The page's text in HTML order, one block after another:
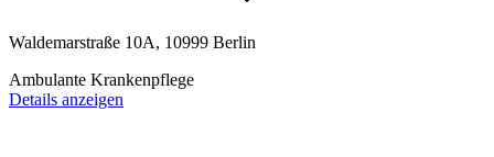
Waldemarstraße 10A, 10999 Berlin
Ambulante Krankenpflege
Details anzeigen